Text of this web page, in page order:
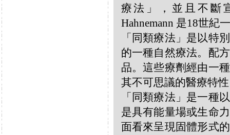
療法」，並且不斷
Hahnemann 是18世紀
「同類療法」是以特
的一種自然療法。配
品。這些療劑經由一
其不可思議的醫療特
「同類療法」是一種
是具有能量場或生命
面看來呈現固體形式